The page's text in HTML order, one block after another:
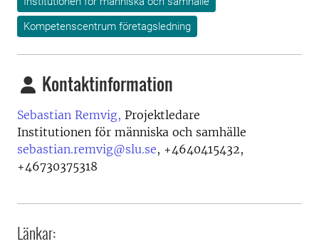
Kompetenscentrum företagsledning
Kontaktinformation
Sebastian Remvig, Projektledare
Institutionen för människa och samhälle
sebastian.remvig@slu.se, +4640415432,
+46730375318
Länkar: